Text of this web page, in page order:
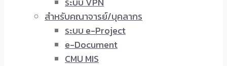
สำหรับคณาจารย์/บุคลากร
ระบบ e-Project
e-Document
CMU MIS